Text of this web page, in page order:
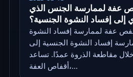
عفة لممارسة الجنس الذي
إلى إفساد النشوة الجنسية؟
عفة لممارسة إفساد النشوة
إفساد النشوة الجنسية إلى
مقاطعة الذروة عمدًا. تساعد
أقفاص العفة،...